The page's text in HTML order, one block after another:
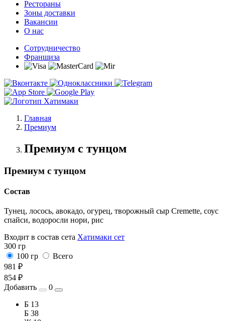
Рестораны
Зоны доставки
Вакансии
О нас
Сотрудничество
Франшиза
Главная
Премиум
Премиум с тунцом
Премиум с тунцом
Состав
Тунец, лосось, авокадо, огурец, творожный сыр Cremette, соус
спайси, водоросли нори, рис
Входит в состав сета Хатимаки сет
300 гр
100 гр
Всего
981 ₽
854 ₽
Добавить
0
Б 13
Б 38